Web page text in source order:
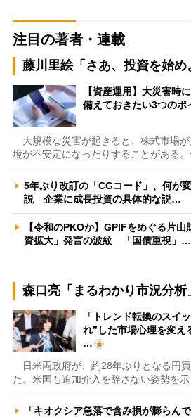
注目の著者・連載
藤川里絵「さあ、投資を始め
【資産運用】大災害時
備えておきたい3つの
大規模な災害が起きると、株式市場
境が不安定になったりすることがある。
5年ぶり改訂の「CGコード」、何が
説 企業に成長投資の具体的な説…
【令和のPKOか】GPIFをめぐる片
資拡大」発言の波紋 「国債重視」…
森口亮「まるわかり市況分析
「トレンド転換のスイ
れ”した市場心理を変え
…
日米両政府が、約28年ぶりとなる円
た。米国も追加介入を辞さない姿勢を示
「キオクシア急落で含み損が膨らん